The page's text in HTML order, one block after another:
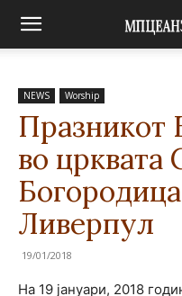
NEWS Worship
Празникот
во црквата
Ливерпул
19/01/2018
На 19 јануари, 2018